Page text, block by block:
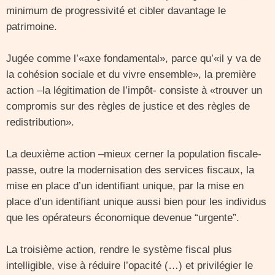
minimum de progressivité et cibler davantage le
patrimoine.
Jugée comme l’«axe fondamental», parce qu’«il y va de
la cohésion sociale et du vivre ensemble», la première
action –la légitimation de l’impôt- consiste à «trouver un
compromis sur des règles de justice et des règles de
redistribution».
La deuxième action –mieux cerner la population fiscale-
passe, outre la modernisation des services fiscaux, la
mise en place d’un identifiant unique, par la mise en
place d’un identifiant unique aussi bien pour les individus
que les opérateurs économique devenue “urgente”.
La troisième action, rendre le système fiscal plus
intelligible, vise à réduire l’opacité (…) et privilégier le